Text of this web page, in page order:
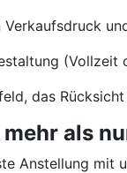
Verkaufsdruck
(Vollzeit
das
als
Anstellung mit